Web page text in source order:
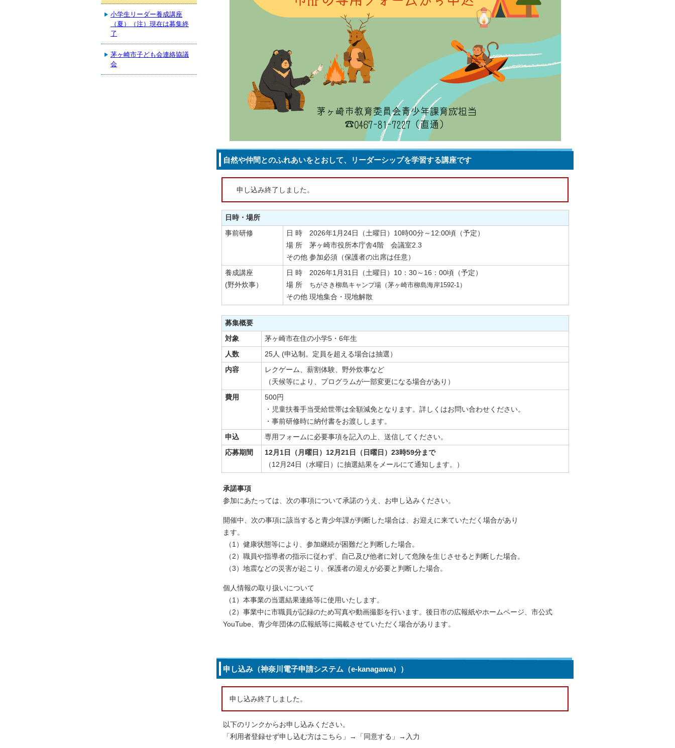
自然や仲間とのふれあいをとおして、リーダーシップを学習する講座です
申し込み終了しました。
日時・場所
事前研修
日 時 2026年1月24日（土曜日）10時00分～12:00頃（予定）
場 所 茅ヶ崎市役所本庁舎4階 会議室2.3
その他 参加必須（保護者の出席は任意）
養成講座
(野外炊事）
日 時 2026年1月31日（土曜日）10：30～16：00頃（予定）
場 所 ちがさき柳島キャンプ場（茅ヶ崎市柳島海岸1592-1）
その他 現地集合・現地解散
募集概要
対象 茅ヶ崎市在住の小学5・6年生
人数 25人 (申込制。定員を超える場合は抽選）
内容
レクゲーム、薪割体験、野外炊事など
（天候等により、プログラムが一部変更になる場合があり）
費用
500円
・児童扶養手当受給世帯は全額減免となります。詳しくはお問い合わせください。
・事前研修時に納付書をお渡しします。
申込 専用フォームに必要事項を記入の上、送信してください。
応募期間
12月1日（月曜日）12月21日（日曜日）23時59分まで
（12月24日（水曜日）に抽選結果をメールにて通知します。）
承諾事項
参加にあたっては、次の事項について承諾のうえ、お申し込みください。
開催中、次の事項に該当すると青少年課が判断した場合は、お迎えに来ていただく場合があり
ます。
（1）健康状態等により、参加継続が困難だと判断した場合。
（2）職員や指導者の指示に従わず、自己及び他者に対して危険を生じさせると判断した場合。
（3）地震などの災害が起こり、保護者の迎えが必要と判断した場合。
個人情報の取り扱いについて
（1）本事業の当選結果連絡等に使用いたします。
（2）事業中に市職員が記録のため写真や動画撮影を行います。後日市の広報紙やホームページ、市公式
YouTube、青少年団体の広報紙等に掲載させていただく場合があります。
申し込み（神奈川電子申請システム（e-kanagawa））
申し込み終了しました。
以下のリンクからお申し込みください。
「利用者登録せず申し込む方はこちら」→「同意する」→入力
小学生リーダー養成講座
（夏）（注）現在は募集終
了
茅ヶ崎市子ども会連絡協議
会